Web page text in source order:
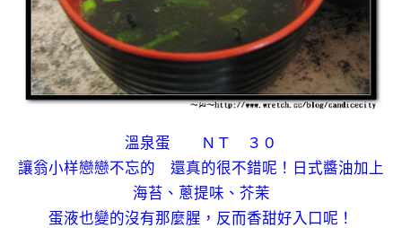
溫泉蛋 ＮＴ ３０
讓翁小样戀戀不忘的 還真的很不錯呢！日式醬油加上
海苔、蔥提味、芥茉
蛋液也變的沒有那麼腥，反而香甜好入口呢！